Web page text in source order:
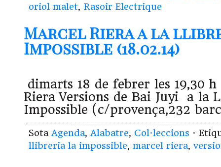
oriol malet, Rasoir Electrique
Marcel Riera a la
Impossible (18.02.14)
dimarts 18 de febrer les 19,30
Riera Versions de Bai Juyi a la
Impossible (c/provença,232
Sota Agenda, Alabatre, Col·leccions ·
llibreria la impossible, marcel riera,